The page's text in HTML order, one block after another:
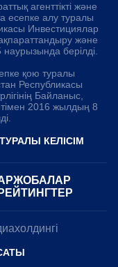
агенттікті және
есепке алу туралы
Инвестициялар
және
берілді.
қою туралы
Республикасы
Байланыс,
2016 жылдың 8
КЕЛІСІМ
ЖОБАЛАР
РЕЙТИНГТЕР